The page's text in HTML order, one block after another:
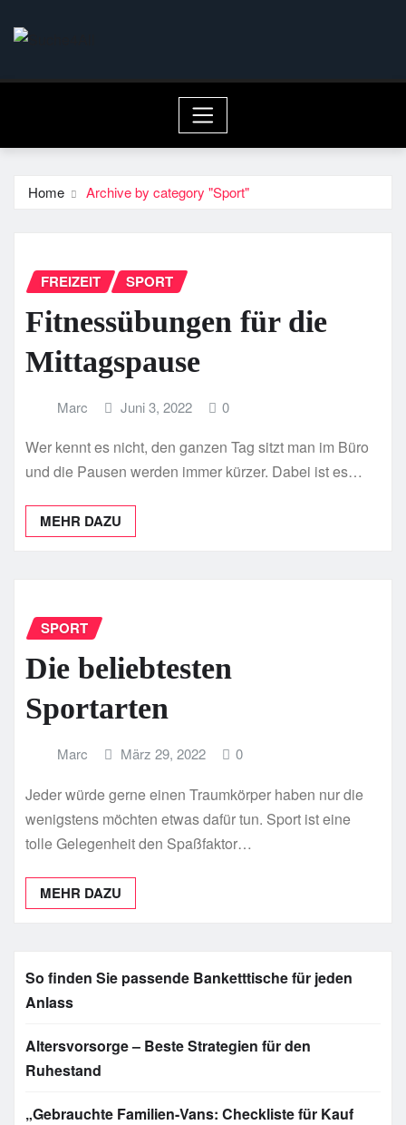
Home Archive by category "Sport"
FREIZEIT SPORT
Fitnessübungen für die
Mittagspause
Marc Juni 3, 2022 0
Wer kennt es nicht, den ganzen Tag sitzt man im Büro
und die Pausen werden immer kürzer. Dabei ist es…
MEHR DAZU
SPORT
Die beliebtesten
Sportarten
Marc März 29, 2022 0
Jeder würde gerne einen Traumkörper haben nur die
wenigstens möchten etwas dafür tun. Sport ist eine
tolle Gelegenheit den Spaßfaktor…
MEHR DAZU
So finden Sie passende Banketttische für jeden
Anlass
Altersvorsorge – Beste Strategien für den
Ruhestand
„Gebrauchte Familien-Vans: Checkliste für Kauf